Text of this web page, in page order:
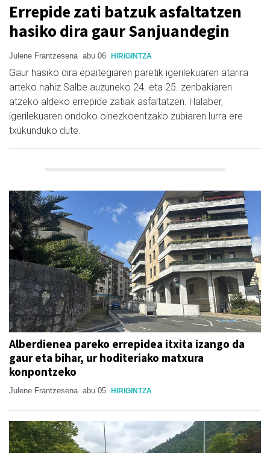
Errepide zati batzuk asfaltatzen
hasiko dira gaur Sanjuandegin
Julene Frantzesena abu 06 HIRIGINTZA
Gaur hasiko dira epaitegiaren paretik igerilekuaren atarira
arteko nahiz Salbe auzuneko 24. eta 25. zenbakiaren
atzeko aldeko errepide zatiak asfaltatzen. Halaber,
igerilekuaren ondoko oinezkoentzako zubiaren lurra ere
txukunduko dute.
Alberdienea pareko errepidea itxita izango da
gaur eta bihar, ur hoditeriako matxura
konpontzeko
Julene Frantzesena abu 05 HIRIGINTZA